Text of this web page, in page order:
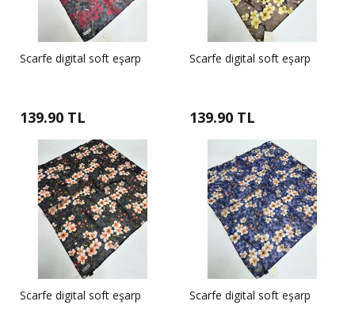
Scarfe digital soft eşarp
139.90 TL
Scarfe digital soft eşarp
139.90 TL
Scarfe digital soft eşarp Scarfe digital soft eşarp